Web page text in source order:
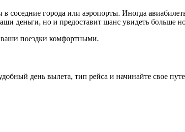
города или аэропорты. Иногда
деньги, но и предоставит шанс увидеть больше
ваши поездки комфортными.
день вылета, тип рейса и начинайте свое